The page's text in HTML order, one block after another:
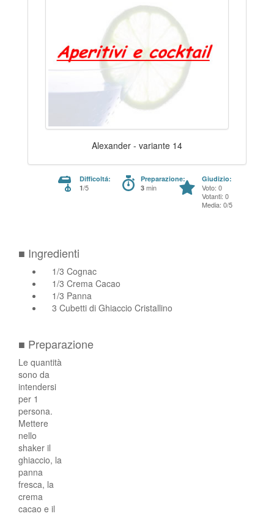
Alexander - variante 14
Difficoltá:
1/5
Preparazione:
3 min
Giudizio:
Voto: 0
Votanti: 0
Media: 0/5
■ Ingredienti
1/3 Cognac
1/3 Crema Cacao
1/3 Panna
3 Cubetti di Ghiaccio Cristallino
■ Preparazione
Le quantità
sono da
intendersi
per 1
persona.
Mettere
nello
shaker il
ghiaccio, la
panna
fresca, la
crema
cacao e il